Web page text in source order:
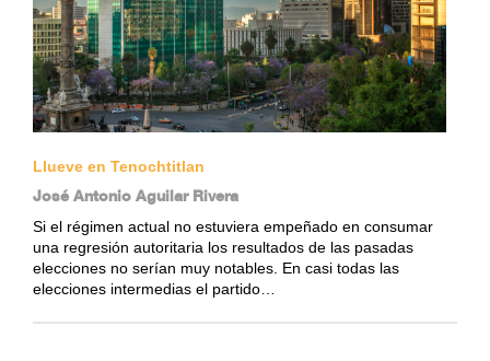
Llueve en Tenochtitlan
José Antonio Aguilar Rivera
Si el régimen actual no estuviera empeñado en consumar
una regresión autoritaria los resultados de las pasadas
elecciones no serían muy notables. En casi todas las
elecciones intermedias el partido…